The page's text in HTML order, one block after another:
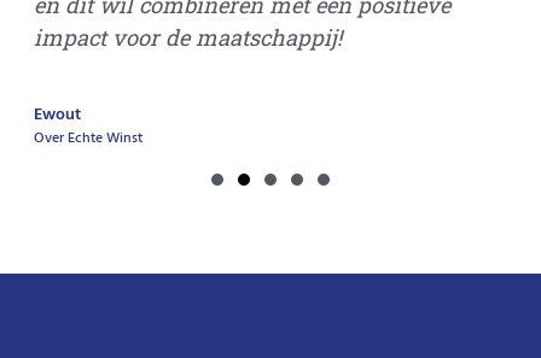
impact voor de maatschappij!
Ewout
Over Echte Winst